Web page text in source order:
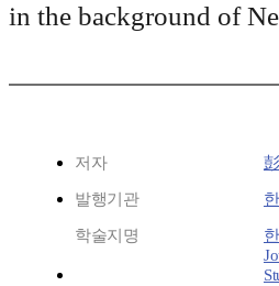
in the background of
저자
발행기관
학술지명